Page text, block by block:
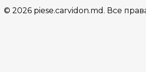
© 2026 piese.carvidon.md. Все